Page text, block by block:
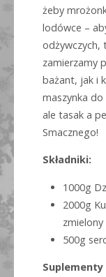
żeby
lodówce –
odżywczych,
zamierzamy
bażant, jak i
maszynka
ale tasak a
Smacznego!
Składniki:
1000g
2000g
zmielony
500g